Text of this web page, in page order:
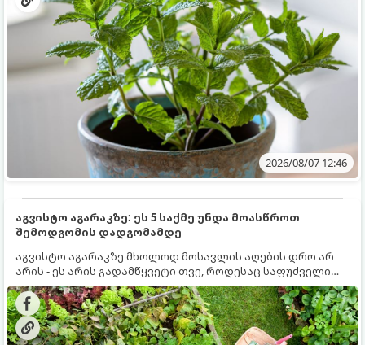
2026/08/07 12:46
აგვისტო აგარაკზე: ეს 5 საქმე უნდა მოასწროთ
შემოდგომის დადგომამდე
აგვისტო აგარაკზე მხოლოდ მოსავლის აღების დრო არ
არის - ეს არის გადამწყვეტი თვე, როდესაც საფუძველი
ეყრება მომავალი წლის მოსავალს და ბაღი მზადდება
შემოდგომა-ზამთრის სეზონისთვის. იმისათვის, რომ
ნიადაგმა ენერგია აღიდგინოს, ხოლო მცენარეებმა
ზამთარს გაუძლონ, აგვისტოს ბოლომდე 5